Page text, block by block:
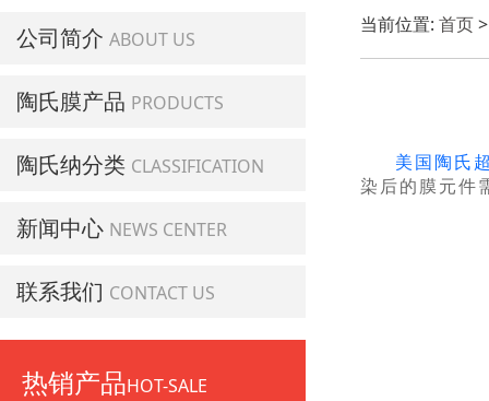
公司简介 ABOUT US
陶氏膜产品 PRODUCTS
陶氏纳分类 CLASSIFICATION
新闻中心 NEWS CENTER
联系我们 CONTACT US
热销产品HOT-SALE
当前位置: 首页
美国陶氏
染后的膜元件